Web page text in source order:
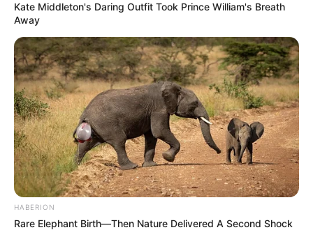
8 Kata Lucu Seputar Malam
Minggu ala Jomblo yang Bikin
Ngenes
10 Desain Kanopi Tempat
Tidur, Serasa Beristirahat di
Kamar Raja
Kate Middleton's Daring Outfit Took Prince William's Breath
Away
HABERION
Rare Elephant Birth—Then Nature Delivered A Second Shock